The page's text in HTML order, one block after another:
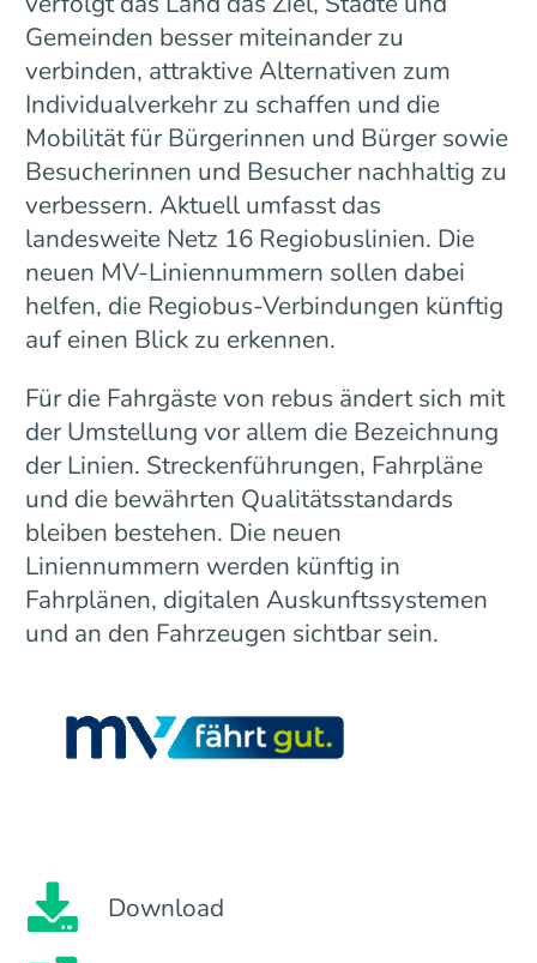
Gemeinden besser miteinander zu
verbinden, attraktive Alternativen zum
Individualverkehr zu schaffen und die
Mobilität für Bürgerinnen und Bürger sowie
Besucherinnen und Besucher nachhaltig zu
verbessern. Aktuell umfasst das
landesweite Netz 16 Regiobuslinien. Die
neuen MV-Liniennummern sollen dabei
helfen, die Regiobus-Verbindungen künftig
auf einen Blick zu erkennen.
Für die Fahrgäste von rebus ändert sich mit
der Umstellung vor allem die Bezeichnung
der Linien. Streckenführungen, Fahrpläne
und die bewährten Qualitätsstandards
bleiben bestehen. Die neuen
Liniennummern werden künftig in
Fahrplänen, digitalen Auskunftssystemen
und an den Fahrzeugen sichtbar sein.
Download